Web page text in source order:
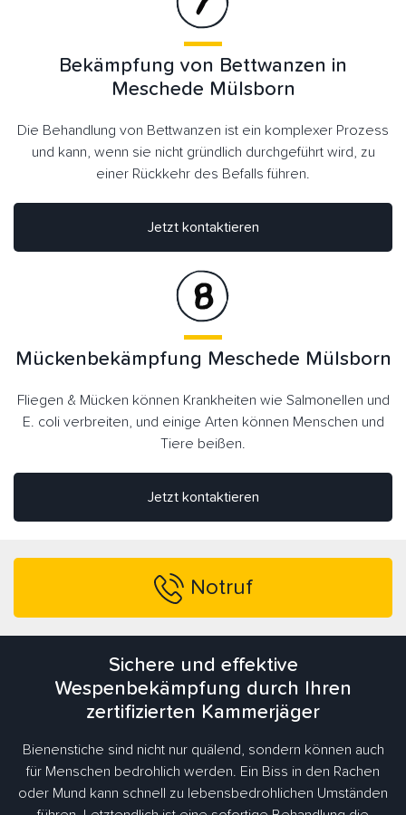
Bekämpfung von Bettwanzen in
Meschede Mülsborn
Die Behandlung von Bettwanzen ist ein komplexer Prozess
und kann, wenn sie nicht gründlich durchgeführt wird, zu
einer Rückkehr des Befalls führen.
Jetzt kontaktieren
Jetzt kontaktieren
Mückenbekämpfung Meschede Mülsborn
Fliegen & Mücken können Krankheiten wie Salmonellen und
E. coli verbreiten, und einige Arten können Menschen und
Tiere beißen.
Notruf
Sichere und effektive
Wespenbekämpfung durch Ihren
zertifizierten Kammerjäger
Bienenstiche sind nicht nur quälend, sondern können auch
für Menschen bedrohlich werden. Ein Biss in den Rachen
oder Mund kann schnell zu lebensbedrohlichen Umständen